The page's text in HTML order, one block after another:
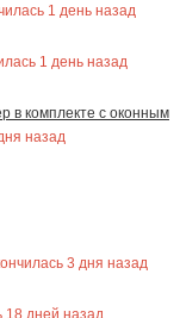
1 день назад
1 день назад
в комплекте с оконным
назад
3 дня назад
18 дней назад